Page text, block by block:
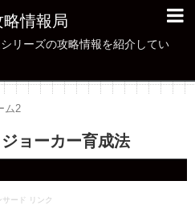
情報局
リーズの攻略情報を紹介してい
ム2
ョーカー育成法
サード リンク